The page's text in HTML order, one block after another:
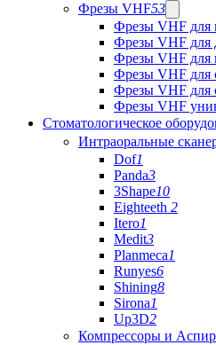
Фрезы VHF53
Фрезы VHF для
Фрезы VHF для
Фрезы VHF для
Фрезы VHF для
Фрезы VHF для
Фрезы VHF
Стоматологическое
Интраоральные
Dof1
Panda3
3Shape10
Eighteeth 2
Itero1
Medit3
Planmeca1
Runyes6
Shining8
Sirona1
Up3D2
Компрессоры и